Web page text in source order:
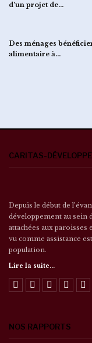
d’un projet de…
Des ménages
alimentaire à…
CARITAS-
Depuis le début de
développement au sein
attachées aux
vu comme assistance
population.
Lire la suite...
NOS RAPPORTS